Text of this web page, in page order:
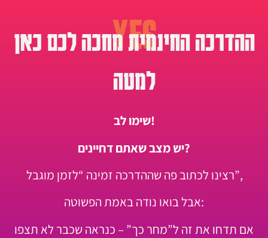
YES
ההדרכה החינמית מחכה לכם כאן
למטה
שימו לב!
יש מצב שאתם דחיינים?
רצינו לכתוב פה שההדרכה זמינה “לזמן מוגבל”,
אבל בואו נודה באמת הפשוטה:
אם תדחו את זה ל”מחר כך” – כנראה שכבר לא תצפו